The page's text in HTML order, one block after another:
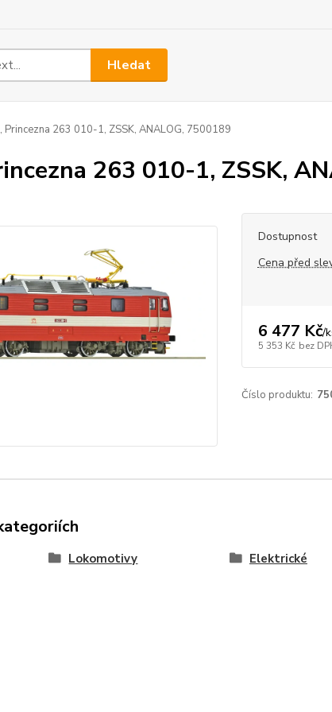
Hledat
Princezna 263 010-1, ZSSK, ANALOG, 7500189
263 010-1, ZSSK,
Dostupnost
Cena před
6 477 Kč/
5 353 Kč bez
Číslo produktu:
Lokomotivy Elektrické